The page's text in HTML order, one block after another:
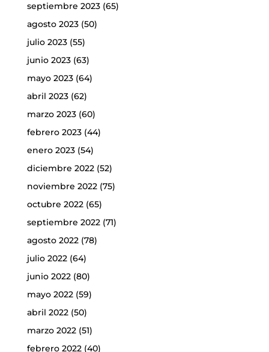
septiembre 2023(65)
agosto 2023(50)
julio 2023(55)
junio 2023(63)
mayo 2023(64)
abril 2023(62)
marzo 2023(60)
febrero 2023(44)
enero 2023(54)
diciembre 2022(52)
noviembre 2022(75)
octubre 2022(65)
septiembre 2022(71)
agosto 2022(78)
julio 2022(64)
junio 2022(80)
mayo 2022(59)
abril 2022(50)
marzo 2022(51)
febrero 2022(40)